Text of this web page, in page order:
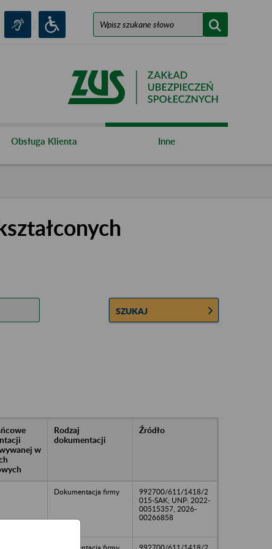
Obsługa Klienta Inne
SZUKAJ
w
Rodzaj
dokumentacji
Źródło
Dokumentacja firmy
992700/611/1418/2
015-SAK; UNP: 2022-
00515357, 2026-
00266858